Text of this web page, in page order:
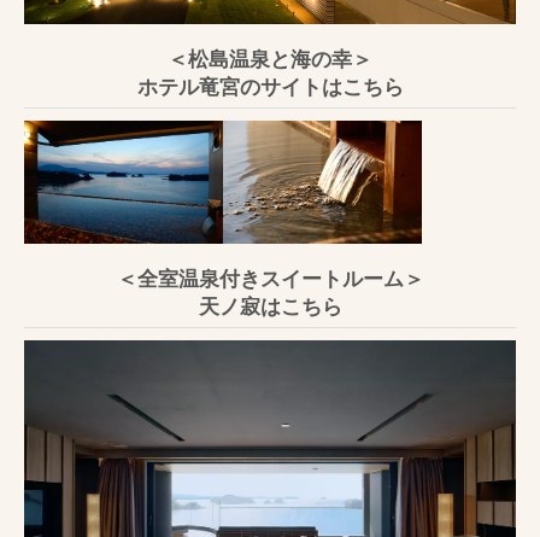
＜松島温泉と海の幸＞
ホテル竜宮のサイトはこちら
＜全室温泉付きスイートルーム＞
天ノ寂はこちら